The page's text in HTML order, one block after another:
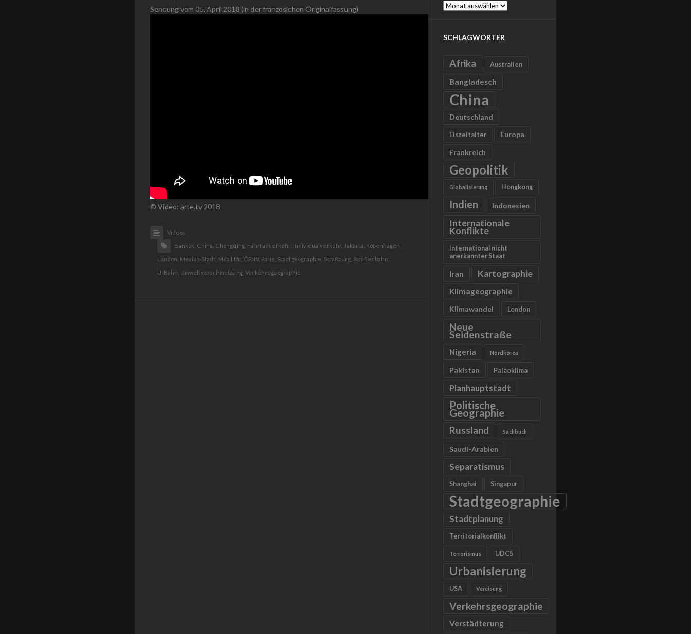
Sendung vom 05. April 2018 (in der französichen Originalfassung)
© Video: arte.tv 2018
Videos
Bankok, China, Chongqing, Fahrradverkehr, Individualverkehr, Jakarta, Kopenhagen,
London, Mexiko-Stadt, Mobilität, ÖPNV, Paris, Stadtgeographie, Straßburg, Straßenbahn,
U-Bahn, Umweltverschmutzung, Verkehrsgeographie
Archive
SCHLAGWÖRTER
Afrika Australien
Bangladesch
China
Deutschland
Eiszeitalter Europa
Frankreich
Geopolitik
Globalisierung Hongkong
Indien Indonesien
Internationale
Konflikte
International nicht
anerkannter Staat
Iran Kartographie
Klimageographie
Klimawandel London
Neue
Seidenstraße
Nigeria Nordkorea
Pakistan Paläoklima
Planhauptstadt
Politische
Geographie
Russland Sachbuch
Saudi-Arabien
Separatismus
Shanghai Singapur
Stadtgeographie
Stadtplanung
Territorialkonflikt
Terrorismus UDC5
Urbanisierung
USA Vereisung
Verkehrsgeographie
Verstädterung